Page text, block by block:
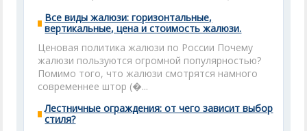
Все виды жалюзи: горизонтальные,
вертикальные, цена и стоимость жалюзи.
Ценовая политика жалюзи по России Почему
жалюзи пользуются огромной популярностью?
Помимо того, что жалюзи смотрятся намного
современнее штор (�...
Лестничные ограждения: от чего зависит выбор
стиля?